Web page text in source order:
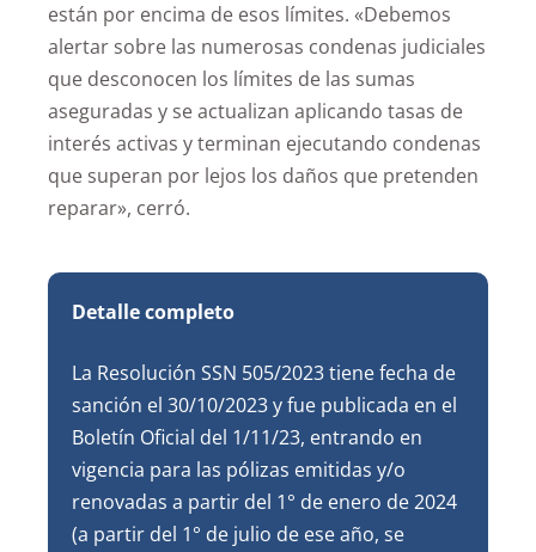
están por encima de esos límites. «Debemos
alertar sobre las numerosas condenas judiciales
que desconocen los límites de las sumas
aseguradas y se actualizan aplicando tasas de
interés activas y terminan ejecutando condenas
que superan por lejos los daños que pretenden
reparar», cerró.
Detalle completo
La Resolución SSN 505/2023 tiene fecha de
sanción el 30/10/2023 y fue publicada en el
Boletín Oficial del 1/11/23, entrando en
vigencia para las pólizas emitidas y/o
renovadas a partir del 1° de enero de 2024
(a partir del 1° de julio de ese año, se